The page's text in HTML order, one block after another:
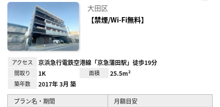
大田区
【禁煙/Wi-Fi無料】
アクセス 京浜急行電鉄空港線「京急蒲田駅」徒歩19分
間取り 1K 面積 25.5m²
築年数 2017年 3月 築
プラン名・期間
月額目安